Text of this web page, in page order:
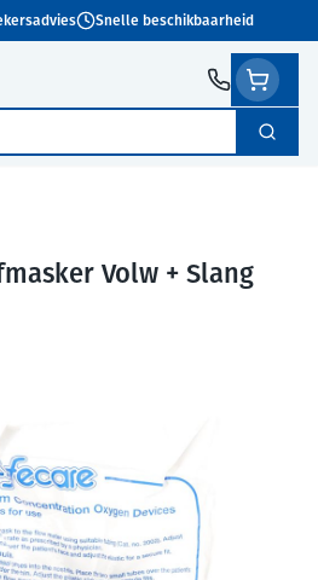
Snelle beschikbaarheid
Zoek
Volw + Slang